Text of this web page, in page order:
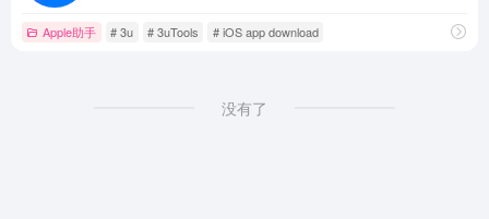
Apple助手 # 3u # 3uTools # iOS app download
没有了